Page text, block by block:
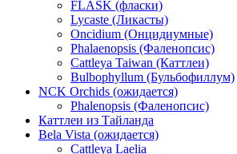
FLASK (фласки)
Lycaste (Ликасты)
Oncidium (Онцидиумные)
Phalaenopsis (Фаленопсис)
Cattleya Taiwan (Каттлеи)
Bulbophyllum (Бульбофиллум)
NCK Orchids (ожидается)
Phalenopsis (Фаленопсис)
Каттлеи из Тайланда
Bela Vista (ожидается)
Cattleya Laelia